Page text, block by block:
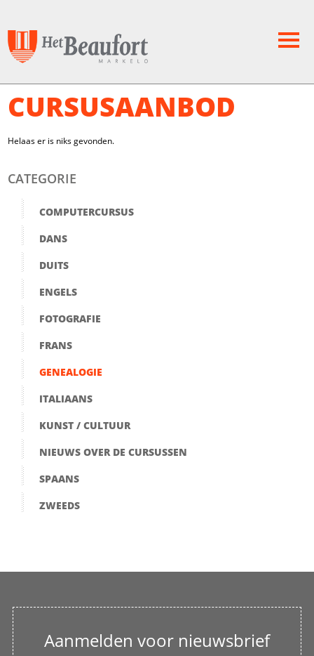
CURSUSAANBOD
Helaas er is niks gevonden.
CATEGORIE
COMPUTERCURSUS
DANS
DUITS
ENGELS
FOTOGRAFIE
FRANS
GENEALOGIE
ITALIAANS
KUNST / CULTUUR
NIEUWS OVER DE CURSUSSEN
SPAANS
ZWEEDS
Aanmelden voor nieuwsbrief